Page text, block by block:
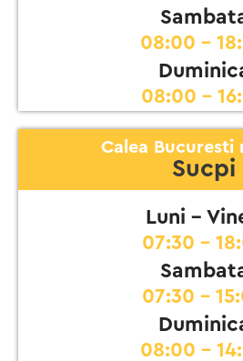
08:00 -
08:00 -
Calea Bucuresti
Sucpi
Luni -
07:30 -
07:30 -
08:00 -